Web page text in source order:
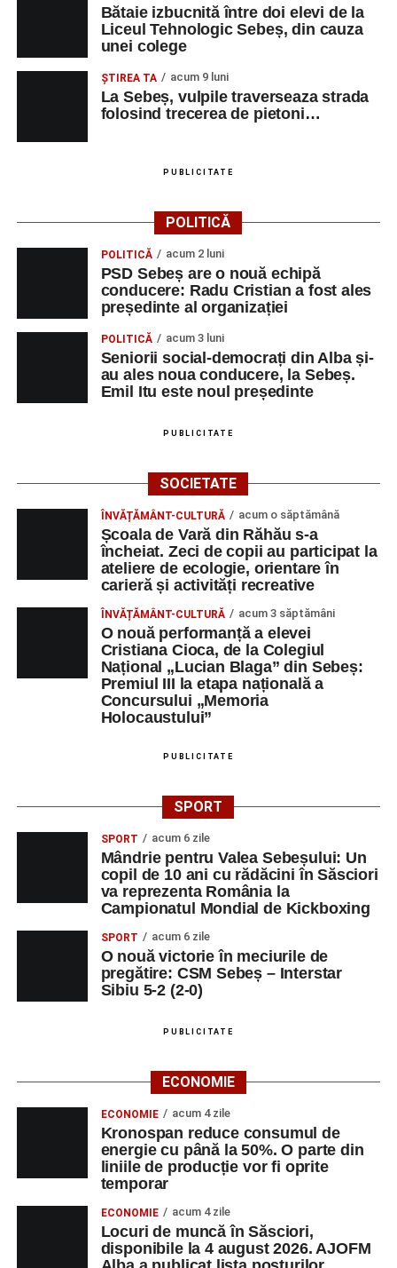
Bătaie izbucnită între doi elevi de la
Liceul Tehnologic Sebeș, din cauza
unei colege
ŞTIREA TA acum 9 luni
La Sebeș, vulpile traverseaza strada
folosind trecerea de pietoni…
PUBLICITATE
POLITICĂ
POLITICĂ acum 2 luni
PSD Sebeș are o nouă echipă
conducere: Radu Cristian a fost ales
președinte al organizației
POLITICĂ acum 3 luni
Seniorii social-democrați din Alba și-
au ales noua conducere, la Sebeș.
Emil Itu este noul președinte
PUBLICITATE
SOCIETATE
ÎNVĂȚĂMÂNT-CULTURĂ acum o săptămână
Școala de Vară din Răhău s-a
încheiat. Zeci de copii au participat la
ateliere de ecologie, orientare în
carieră și activități recreative
ÎNVĂȚĂMÂNT-CULTURĂ acum 3 săptămâni
O nouă performanță a elevei
Cristiana Cioca, de la Colegiul
Național „Lucian Blaga” din Sebeș:
Premiul III la etapa națională a
Concursului „Memoria
Holocaustului”
PUBLICITATE
SPORT
SPORT acum 6 zile
Mândrie pentru Valea Sebeșului: Un
copil de 10 ani cu rădăcini în Săsciori
va reprezenta România la
Campionatul Mondial de Kickboxing
SPORT acum 6 zile
O nouă victorie în meciurile de
pregătire: CSM Sebeș – Interstar
Sibiu 5-2 (2-0)
PUBLICITATE
ECONOMIE
ECONOMIE acum 4 zile
Kronospan reduce consumul de
energie cu până la 50%. O parte din
liniile de producție vor fi oprite
temporar
ECONOMIE acum 4 zile
Locuri de muncă în Săsciori,
disponibile la 4 august 2026. AJOFM